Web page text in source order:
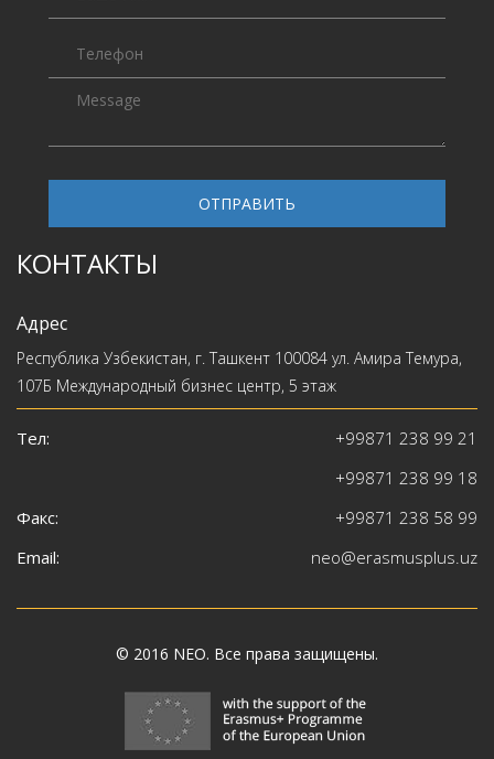
ОТПРАВИТЬ
КОНТАКТЫ
Адрес
Республика Узбекистан, г. Ташкент 100084 ул. Амира Темура,
107Б Международный бизнес центр, 5 этаж
Тел:
+99871 238 99 21
+99871 238 99 18
Факс:
+99871 238 58 99
Email:
neo@erasmusplus.uz
© 2016 NEO. Все права защищены.